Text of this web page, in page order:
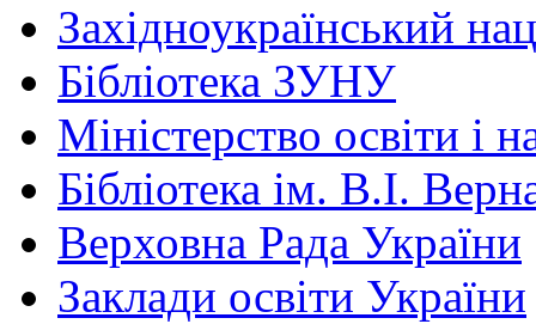
Західноукраїнський
Бібліотека ЗУНУ
Міністерство освіти і
Бібліотека ім. В.І.
Верховна Рада України
Заклади освіти України